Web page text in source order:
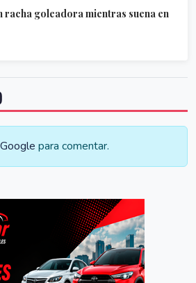
racha goleadora mientras suena en
para comentar.